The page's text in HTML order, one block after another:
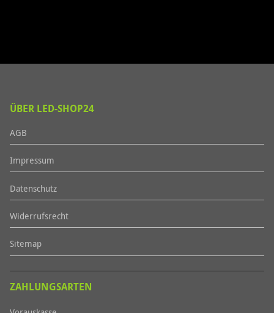
ÜBER LED-SHOP24
AGB
Impressum
Datenschutz
Widerrufsrecht
Sitemap
ZAHLUNGSARTEN